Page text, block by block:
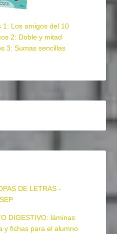
1: Los amigos del 10
2: Doble y mitad
3: Sumas sencillas
DE LETRAS -
DIGESTIVO: láminas
y fichas para el alumno